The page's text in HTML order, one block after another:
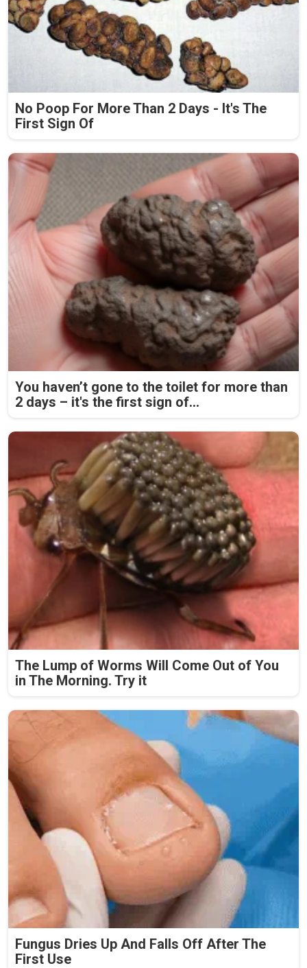
No Poop For More Than 2 Days - It's The
First Sign Of
You haven’t gone to the toilet for more than
2 days – it's the first sign of...
The Lump of Worms Will Come Out of You
in The Morning. Try it
Fungus Dries Up And Falls Off After The
First Use